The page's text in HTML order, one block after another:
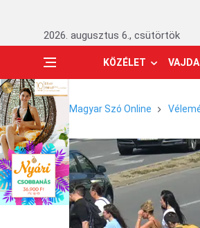
2026. augusztus 6., csütörtök
KÖZÉLET
Magyar Szó Online